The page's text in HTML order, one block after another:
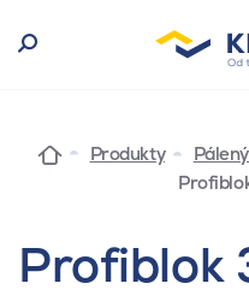
Produkty
Profiblok